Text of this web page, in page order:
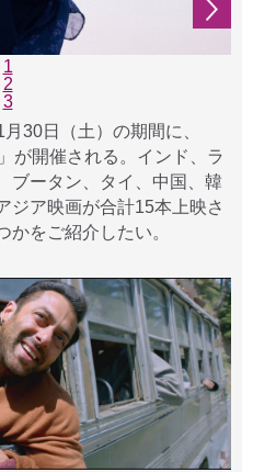
1
2
3
30日（土）の期間に、
」が開催される。インド、ラ
ブータン、タイ、中国、韓
ジア映画が合計15本上映さ
かをご紹介したい。